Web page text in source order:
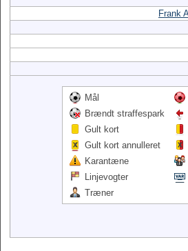
Frank
Mål
Brændt straffespark
Gult kort
Gult kort annulleret
Karantæne
Linjevogter
Træner